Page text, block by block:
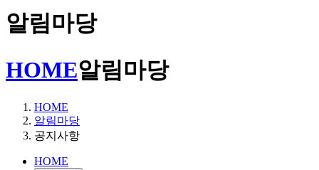
알림마당
HOME알림마당
HOME
알림마당
공지사항
HOME